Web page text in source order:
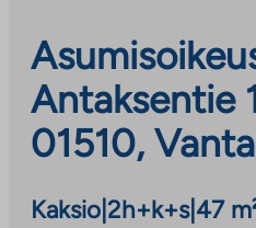
Antaksentie
01510,
Kaksio 2h+k+s| 47